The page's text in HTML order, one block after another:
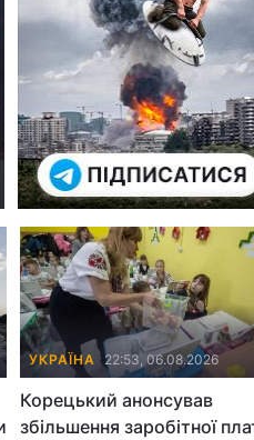
УКРАЇНА 22:53, 06.08.2026
Корецький анонсував
збільшення заробітної